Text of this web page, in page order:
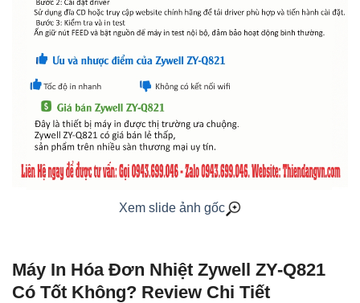
Xem slide ảnh gốc
Máy In Hóa Đơn Nhiệt Zywell ZY-Q821
Có Tốt Không? Review Chi Tiết